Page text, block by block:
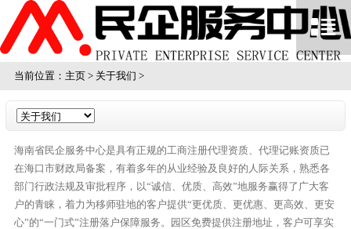
当前位置： 主页> 关于我们 >
海南省民企服务中心是具有正规的工商注册代理资质、代理记账资质已
在海口市财政局备案，有着多年的从业经验及良好的人际关系，熟悉各
部门行政法规及审批程序，以“诚信、优质、高效”地服务赢得了广大客
户的青睐，着力为移师驻地的客户提供“更优质、更优惠、更高效、更安
心”的“一门式”注册落户保障服务。园区免费提供注册地址，客户可享实